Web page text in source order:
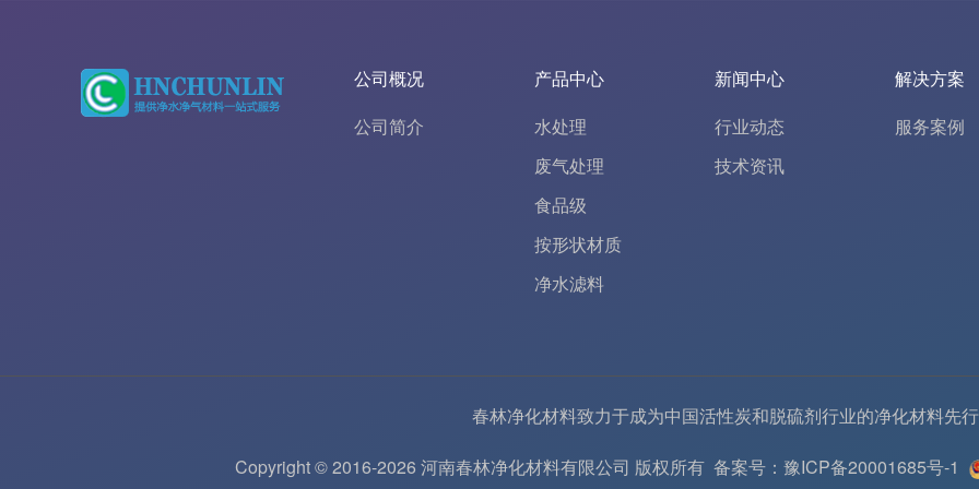
公司概况
公司简介
产品中心
水处理
废气处理
食品级
按形状材质
净水滤料
新闻中心
行业动态
技术资讯
解决方案
服务案例
春林净化材料致力于成为中国活性炭和脱硫剂行业的净化材料先
Copyright © 2016-2026 河南春林净化材料有限公司 版权所有 备案号：豫ICP备20001685号-1